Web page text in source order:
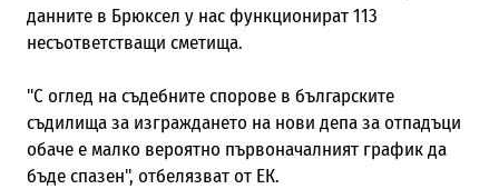
данните в Брюксел у нас функционират 113
несъответстващи сметища.
"С оглед на съдебните спорове в българските
съдилища за изграждането на нови депа за отпадъци
обаче е малко вероятно първоначалният график да
бъде спазен", отбелязват от ЕК.